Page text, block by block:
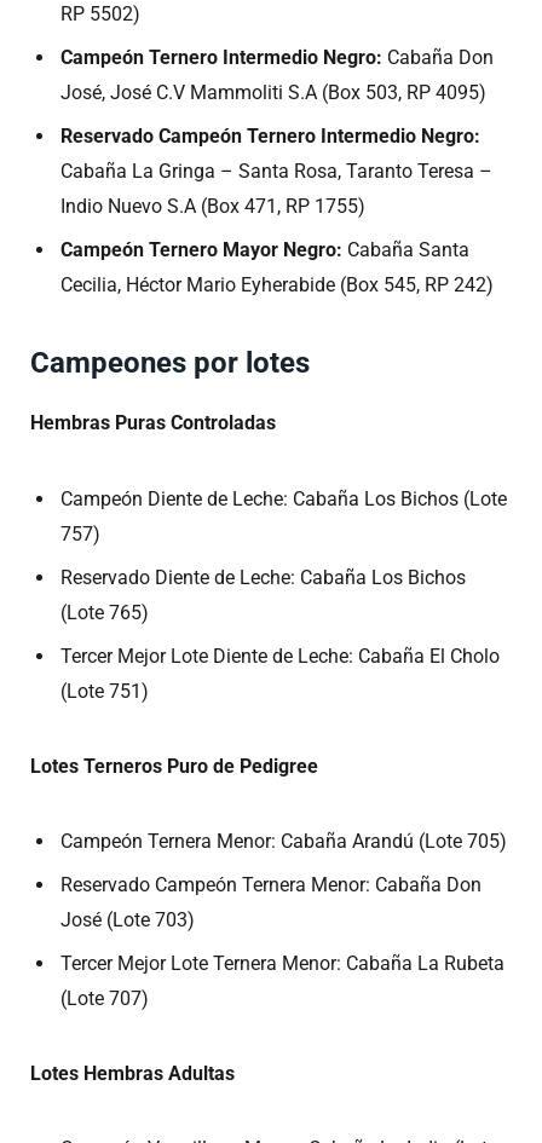
RP 5502)
Campeón Ternero Intermedio Negro: Cabaña Don
José, José C.V Mammoliti S.A (Box 503, RP 4095)
Reservado Campeón Ternero Intermedio Negro:
Cabaña La Gringa – Santa Rosa, Taranto Teresa –
Indio Nuevo S.A (Box 471, RP 1755)
Campeón Ternero Mayor Negro: Cabaña Santa
Cecilia, Héctor Mario Eyherabide (Box 545, RP 242)
Campeones por lotes
Hembras Puras Controladas
Campeón Diente de Leche: Cabaña Los Bichos (Lote
757)
Reservado Diente de Leche: Cabaña Los Bichos
(Lote 765)
Tercer Mejor Lote Diente de Leche: Cabaña El Cholo
(Lote 751)
Lotes Terneros Puro de Pedigree
Campeón Ternera Menor: Cabaña Arandú (Lote 705)
Reservado Campeón Ternera Menor: Cabaña Don
José (Lote 703)
Tercer Mejor Lote Ternera Menor: Cabaña La Rubeta
(Lote 707)
Lotes Hembras Adultas